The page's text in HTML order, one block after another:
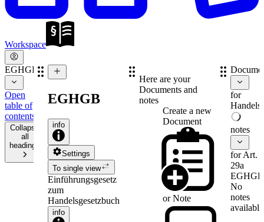
Workspace
EGHGB
Open
table of
contents
Collapse
all
headings
EGHGB
info
Settings
To single view
Einführungsgesetz
zum
Handelsgesetzbuch
info
Here are your
Documents and
notes
Create a new
Document
orNote
for
notes
for Art.
29a
EGHGB
No
notes